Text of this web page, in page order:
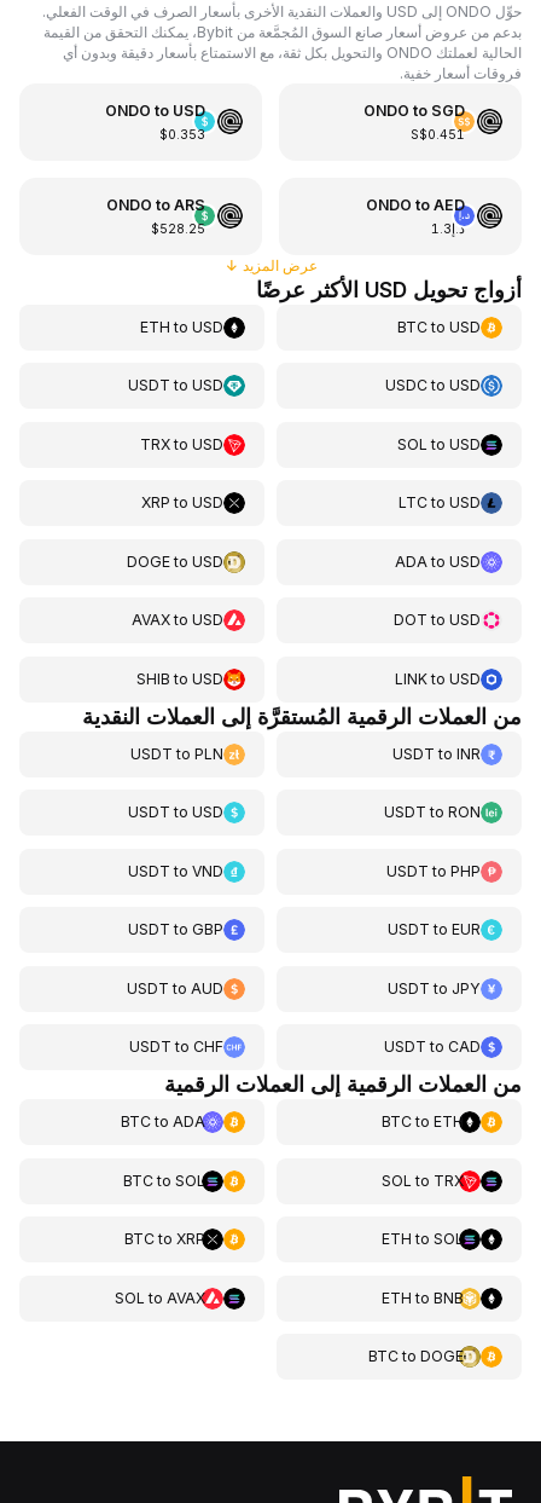
حوِّل ONDO إلى USD والعملات النقدية الأخرى بأسعار الصرف في الوقت الفعلي.
بدعم من عروض أسعار صانع السوق المُجمَّعة من Bybit، يمكنك التحقق من القيمة
الحالية لعملتك ONDO والتحويل بكل ثقة، مع الاستمتاع بأسعار دقيقة وبدون أي
فروقات أسعار خفية.
ONDO to SGD
S$0.451
ONDO to USD
$0.353
ONDO toAED
د.إ1.3
ONDO toARS
$528.25
عرض المزيد ↓
أزواج تحويل USD الأكثر عرضًا
BTCtoUSD
ETH toUSD
USDCtoUSD
USDT toUSD
SOL toUSD
TRXtoUSD
LTCtoUSD
XRP toUSD
ADA toUSD
DOGEtoUSD
DOT toUSD
AVAXtoUSD
LINKtoUSD
SHIB toUSD
من العملات الرقمية المُستقرَّة إلى العملات النقدية
USDT toINR
USDT toPLN
USDT toRON
USDT toUSD
USDT toPHP
USDT toVND
USDT toEUR
USDT toGBP
USDT toJPY
USDT to AUD
USDT toCAD
USDT toCHF
من العملات الرقمية إلى العملات الرقمية
BTCtoETH
BTCtoADA
SOL to TRX
BTCtoSOL
ETH toSOL
BTCtoXRP
ETH toBNB
SOL toAVAX
BTCtoDOGE